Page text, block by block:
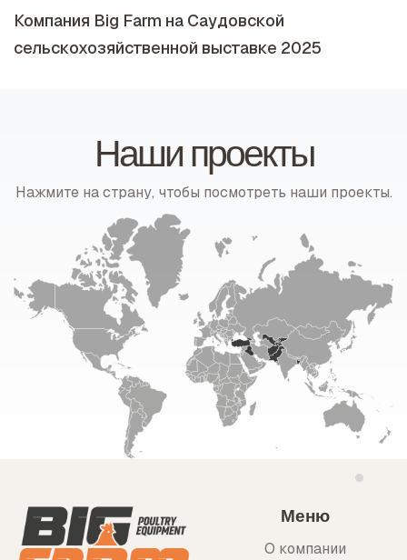
Компания Big Farm на Саудовской
сельскохозяйственной выставке 2025
Наши проекты
Нажмите на страну, чтобы посмотреть наши проекты.
Меню
О компании